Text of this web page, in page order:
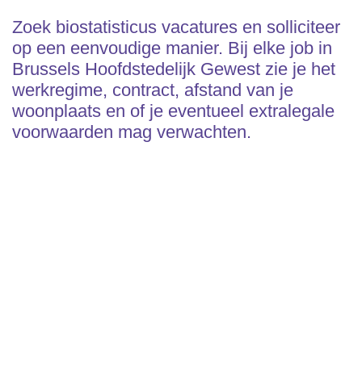
Zoek biostatisticus vacatures en solliciteer
op een eenvoudige manier. Bij elke job in
Brussels Hoofdstedelijk Gewest zie je het
werkregime, contract, afstand van je
woonplaats en of je eventueel extralegale
voorwaarden mag verwachten.